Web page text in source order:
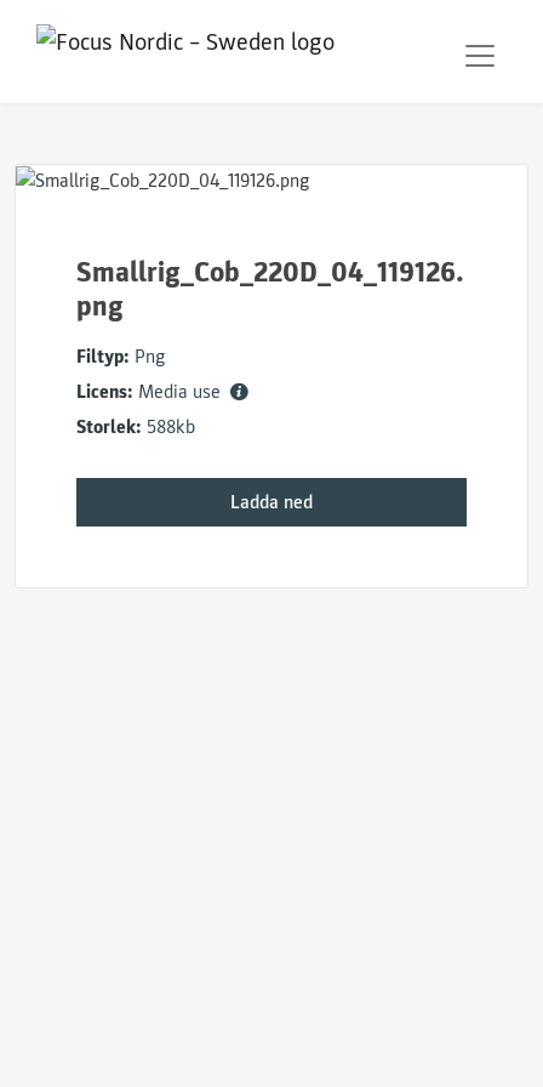
Smallrig_Cob_220D_04_119126.
png
Filtyp: Png
Licens: Media use
Storlek: 588kb
Ladda ned